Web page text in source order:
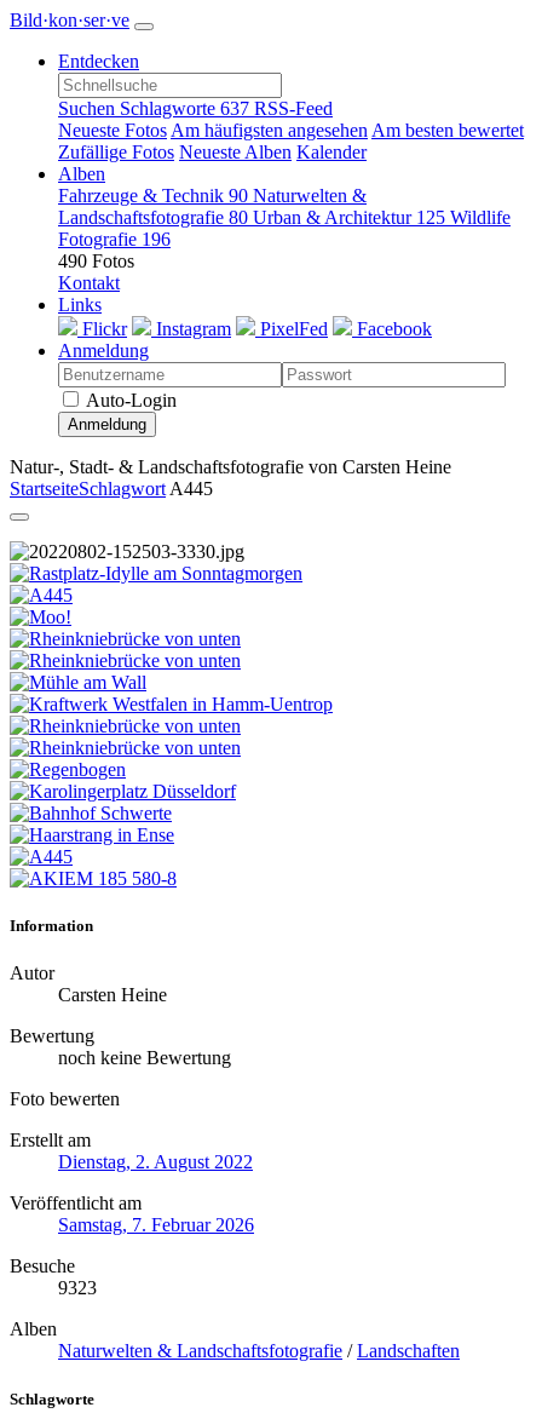
Bild·kon·ser·ve
Entdecken
Suchen Schlagworte 637 RSS-Feed
Neueste Fotos Am häufigsten angesehen Am besten bewertet
Zufällige Fotos Neueste Alben Kalender
Alben
Fahrzeuge & Technik 90 Naturwelten &
Landschaftsfotografie 80 Urban & Architektur 125 Wildlife
Fotografie 196
490 Fotos
Kontakt
Links
Flickr
Instagram PixelFed
Facebook
Anmeldung
Auto-Login
Anmeldung
Natur-, Stadt- & Landschaftsfotografie von Carsten Heine
StartseiteSchlagwort A445
Information
Autor
Carsten Heine
Bewertung
noch keine Bewertung
Foto bewerten
Erstellt am
Dienstag, 2. August 2022
Veröffentlicht am
Samstag, 7. Februar 2026
Besuche
9323
Alben
Naturwelten & Landschaftsfotografie /Landschaften
Schlagworte